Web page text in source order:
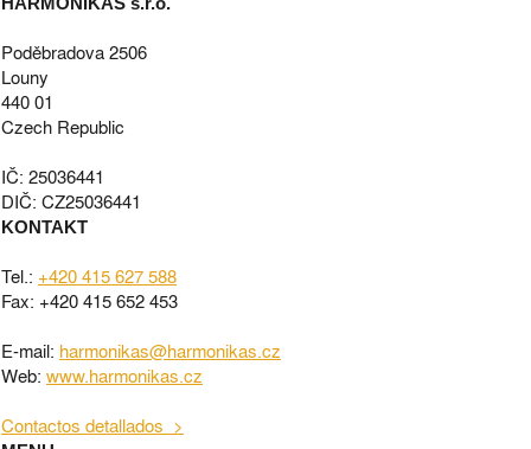
Poděbradova 2506
Louny
440 01
Czech Republic
IČ: 25036441
DIČ: CZ25036441
KONTAKT
Tel.: +420 415 627 588
Fax: +420 415 652 453
E-mail: harmonikas@harmonikas.cz
Web: www.harmonikas.cz
Contactos detallados >